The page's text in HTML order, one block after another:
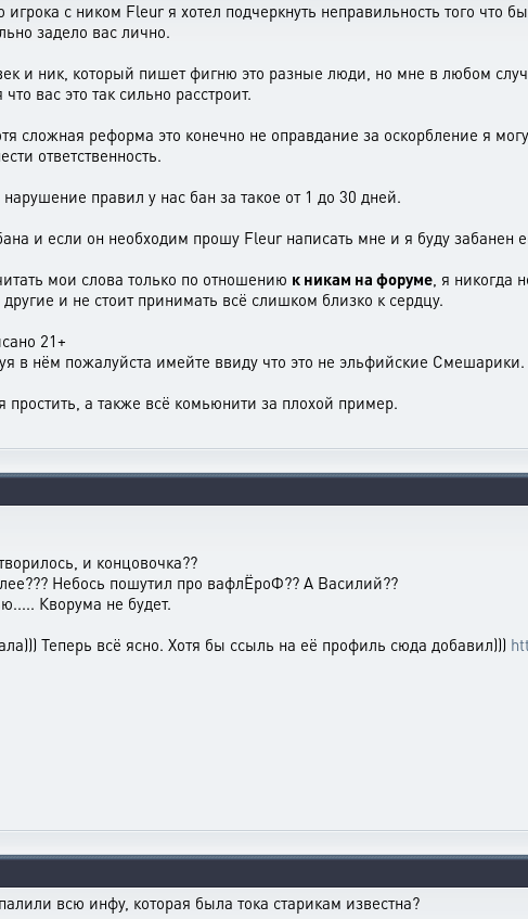
с ником Fleur я хотел подчеркнуть неправильность того что
задело вас лично.
и ник, который пишет фигню это разные люди, но мне в любом
вас это так сильно расстроит.
сложная реформа это конечно не оправдание за оскорбление я
ответственность.
правил у нас бан за такое от 1 до 30 дней.
и если он необходим прошу Fleur написать мне и я буду забанен
мои слова только по отношению к никам на форуме, я никогда
другие и не стоит принимать всё слишком близко к сердцу.
21+
в нём пожалуйста имейте ввиду что это не эльфийские Смешарики.
простить, а также всё комьюнити за плохой пример.
и концовочка??
Небось пошутил про вафлЁроФ?? А Василий??
Кворума не будет.
Теперь всё ясно. Хотя бы ссыль на её профиль сюда добавил)))
всю инфу, которая была тока старикам известна?